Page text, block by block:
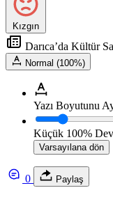
Kızgın
Darıca’da Kültür
Normal (100%)
Yazı Boyutunu
Küçük 100% Dev
Varsayılana dön
0 Paylaş